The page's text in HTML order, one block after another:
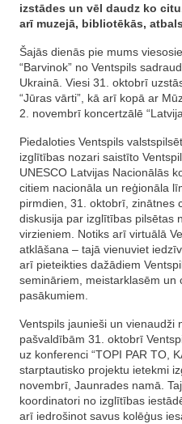
izstādes un vēl daudz ko
arī muzejā, bibliotēkās,
Šajās dienās pie mums
“Barvinok” no Ventspils
Ukrainā. Viesi 31. oktobrī
“Jūras vārti”, kā arī kopā ar
2. novembrī koncertzālē
Piedaloties Ventspils
izglītības nozari saistīto
UNESCO Latvijas Nacionālās
citiem nacionāla un reģionāla
pirmdien, 31. oktobrī, zinātnes
diskusija par izglītības pilsētas
virzieniem. Notiks arī virtuālā
atklāšana – tajā vienuviet
arī pieteikties dažādiem
semināriem, meistarklasēm un
pasākumiem.
Ventspils jaunieši un vienaudži
pašvaldībām 31. oktobrī
uz konferenci “TOPI PAR TO,
starptautisko projektu ietekmi
novembrī, Jaunrades namā.
koordinatori no izglītības
arī iedrošinot savus kolēģus